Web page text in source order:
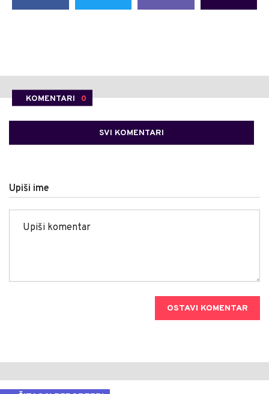
KOMENTARI 0
SVI KOMENTARI
Upiši ime
OSTAVI KOMENTAR